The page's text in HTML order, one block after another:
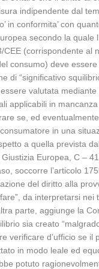
indipendente dal
in conformita’ con
secondo la quale
CEE (corrispondente al
consumo) deve
di “significativo
valutata mediante
applicabili in
se, ed
in una
a quella prevista
Europea, C –
soccorre l’articolo
del diritto alla
da interpretarsi nei
parte, aggiunge la
sia creato
verificare d’ufficio se il
in modo leale ed
potuto